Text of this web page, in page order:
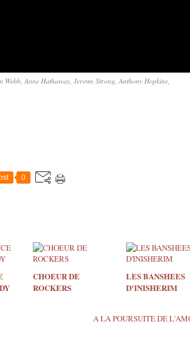
Anne Hathaway, Jeremy Strong, Anthony Hopkins,
0
CHOEUR DE
ROCKERS
LES BANSHEES
D'INISHERIM
A LA POURSUITE DE